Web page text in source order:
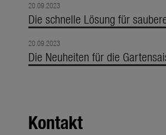
20.09.2023
Die schnelle Lösung für
20.09.2023
Die Neuheiten für die
Kontakt